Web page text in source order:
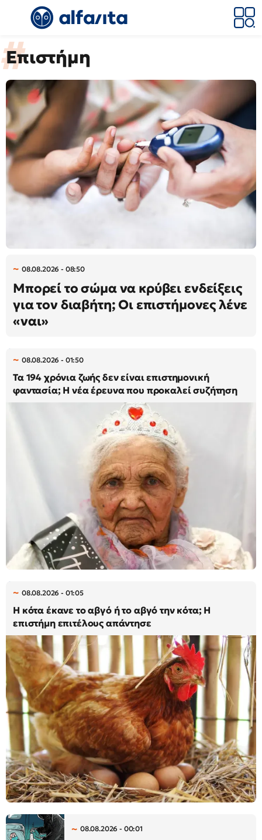
Επιστήμη
08.08.2026 - 08:50
Μπορεί το σώμα να κρύβει ενδείξεις
για τον διαβήτη; Οι επιστήμονες λένε
«ναι»
08.08.2026 - 01:50
Τα 194 χρόνια ζωής δεν είναι επιστημονική
φαντασία; Η νέα έρευνα που προκαλεί συζήτηση
08.08.2026 - 01:05
Η κότα έκανε το αβγό ή το αβγό την κότα; Η
επιστήμη επιτέλους απάντησε
08.08.2026 - 00:01